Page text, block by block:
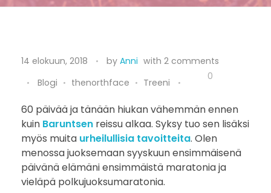
M
a
t
k
a
l
14 elokuun, 2018 by Anni with 2 comments
Blogi
thenorthface Treeni
0
60 päivää ja tänään hiukan vähemmän ennen
kuin Baruntsen reissu alkaa. Syksy tuo sen lisäksi
myös muita urheilullisia tavoitteita. Olen
menossa juoksemaan syyskuun ensimmäisenä
päivänä elämäni ensimmäistä maratonia ja
vieläpä polkujuoksumaratonia.